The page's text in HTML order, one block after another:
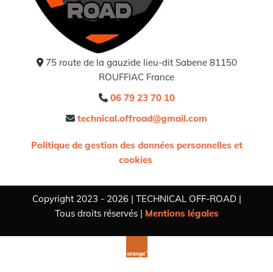
75 route de la gauzide lieu-dit Sabene 81150
ROUFFIAC France
 06 79 23 70 10
 technical.offroad@gmail.com
Politique de gestion des données personnelles et
cookies
Copyright 2023 - 2026 | TECHNICAL OFF-ROAD |
Tous droits réservés | Mentions légales